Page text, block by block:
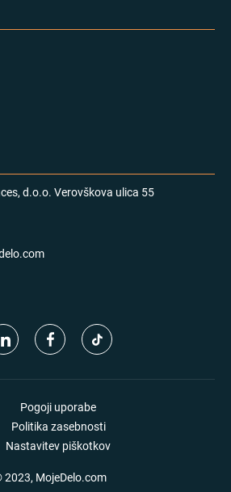
d.o.o. Verovškova ulica 55
Pogoji uporabe
Politika zasebnosti
Nastavitev piškotkov
2023, MojeDelo.com